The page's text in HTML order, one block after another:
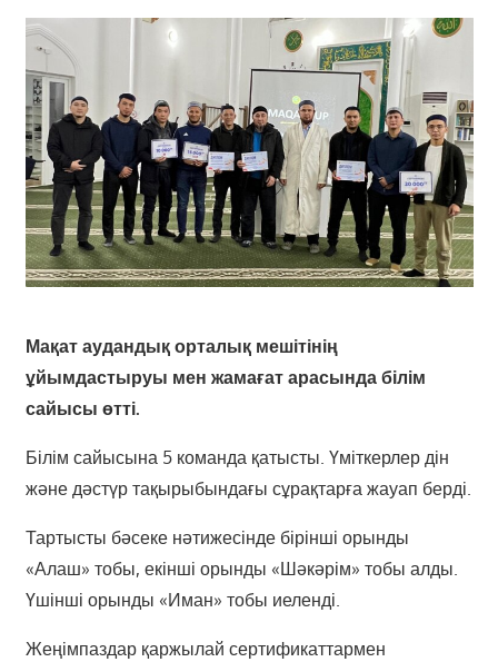
Мақат аудандық орталық мешітінің
ұйымдастыруы мен жамағат арасында білім
сайысы өтті.
Білім сайысына 5 команда қатысты. Үміткерлер дін
және дәстүр тақырыбындағы сұрақтарға жауап берді.
Тартысты бәсеке нәтижесінде бірінші орынды
«Алаш» тобы, екінші орынды «Шәкәрім» тобы алды.
Үшінші орынды «Иман» тобы иеленді.
Жеңімпаздар қаржылай сертификаттармен